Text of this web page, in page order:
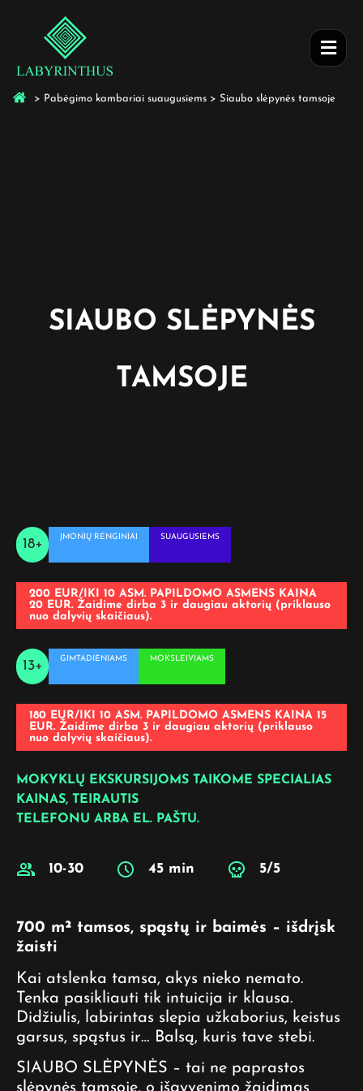
> Pabėgimo kambariai suaugusiems > Siaubo slėpynės tamsoje
SIAUBO SLĖPYNĖS
TAMSOJE
18+ ĮMONIŲ RENGINIAI SUAUGUSIEMS
200 EUR/IKI 10 ASM. PAPILDOMO ASMENS KAINA
20 EUR. Žaidime dirba 3 ir daugiau aktorių (priklauso
nuo dalyvių skaičiaus).
13+ GIMTADIENIAMS MOKSLEIVIAMS
180 EUR/IKI 10 ASM. PAPILDOMO ASMENS KAINA 15
EUR. Žaidime dirba 3 ir daugiau aktorių (priklauso
nuo dalyvių skaičiaus).
MOKYKLŲ EKSKURSIJOMS TAIKOME SPECIALIAS
KAINAS, TEIRAUTIS
TELEFONU ARBA EL. PAŠTU.
10-30 45 min 5/5
700 m² tamsos, spąstų ir baimės – išdrįsk
žaisti
Kai atslenka tamsa, akys nieko nemato.
Tenka pasikliauti tik intuicija ir klausa.
Didžiulis, labirintas slepia užkaborius, keistus
garsus, spąstus ir… Balsą, kuris tave stebi.
SIAUBO SLĖPYNĖS – tai ne paprastos